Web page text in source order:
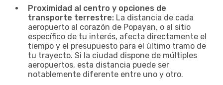
Proximidad al centro y opciones de
transporte terrestre: La distancia de cada
aeropuerto al corazón de Popayan, o al sitio
específico de tu interés, afecta directamente el
tiempo y el presupuesto para el último tramo de
tu trayecto. Si la ciudad dispone de múltiples
aeropuertos, esta distancia puede ser
notablemente diferente entre uno y otro.